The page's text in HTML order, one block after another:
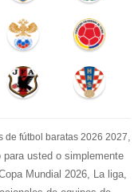
de fútbol baratas 2026 2027,
usted o simplemente
Mundial 2026, La liga,